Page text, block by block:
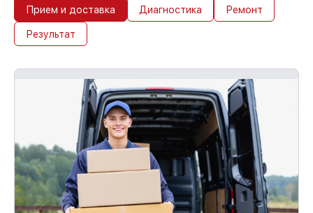
Прием и доставка Диагностика Ремонт
Результат